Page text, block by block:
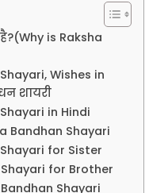
is Raksha
Wishes in
शायरी
in Hindi
Bandhan Shayari
for Sister
for Brother
Shayari